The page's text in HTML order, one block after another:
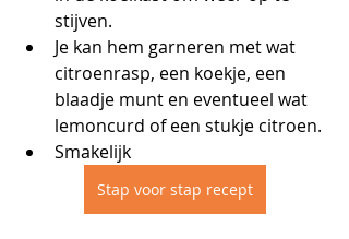
stijven.
Je kan hem garneren met wat
citroenrasp, een koekje, een
blaadje munt en eventueel wat
lemoncurd of een stukje citroen.
Smakelijk
Stap voor stap recept